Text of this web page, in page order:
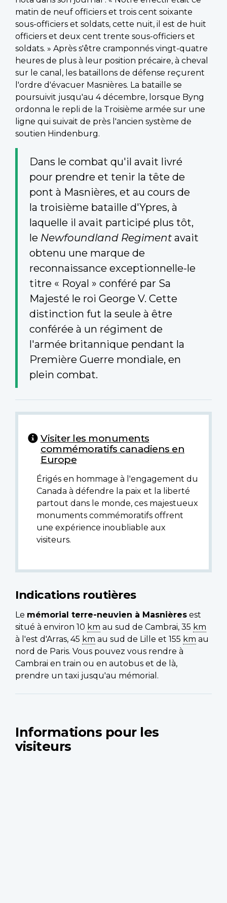
matin de neuf officiers et trois cent soixante
sous-officiers et soldats, cette nuit, il est de huit
officiers et deux cent trente sous-officiers et
soldats. » Après s'être cramponnés vingt-quatre
heures de plus à leur position précaire, à cheval
sur le canal, les bataillons de défense reçurent
l'ordre d'évacuer Masnières. La bataille se
poursuivit jusqu'au 4 décembre, lorsque Byng
ordonna le repli de la Troisième armée sur une
ligne qui suivait de près l'ancien système de
soutien Hindenburg.
Dans le combat qu'il avait livré
pour prendre et tenir la tête de
pont à Masnières, et au cours de
la troisième bataille d'Ypres, à
laquelle il avait participé plus tôt,
le Newfoundland Regiment avait
obtenu une marque de
reconnaissance exceptionnelle-le
titre « Royal » conféré par Sa
Majesté le roi George V. Cette
distinction fut la seule à être
conférée à un régiment de
l'armée britannique pendant la
Première Guerre mondiale, en
plein combat.
Visiter les monuments
commémoratifs canadiens en
Europe
Érigés en hommage à l'engagement du
Canada à défendre la paix et la liberté
partout dans le monde, ces majestueux
monuments commémoratifs offrent
une expérience inoubliable aux
visiteurs.
Indications routières
Le mémorial terre-neuvien à Masnières est
situé à environ 10 km au sud de Cambrai, 35 km
à l'est d'Arras, 45 km au sud de Lille et 155 km au
nord de Paris. Vous pouvez vous rendre à
Cambrai en train ou en autobus et de là,
prendre un taxi jusqu'au mémorial.
Informations pour les
visiteurs